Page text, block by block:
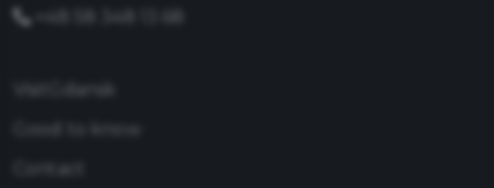
+48 58 348 13 68
VisitGdansk
Contact